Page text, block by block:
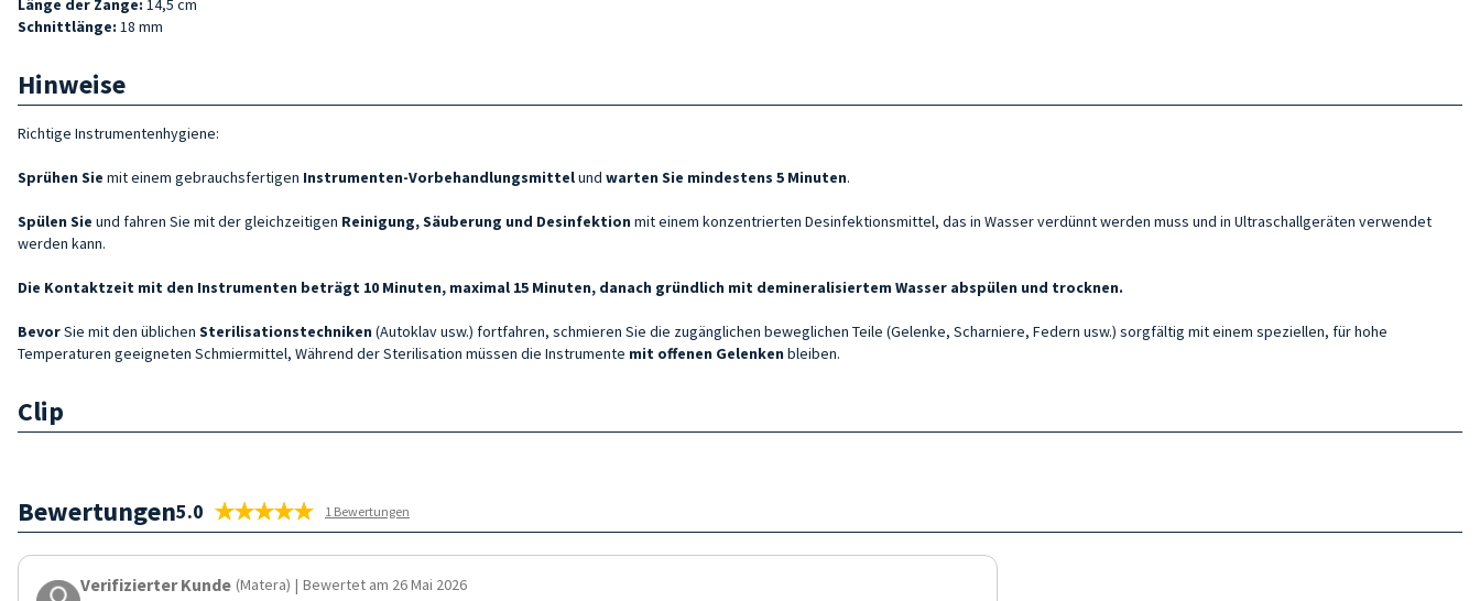
Länge der Zange: 14,5 cm
Schnittlänge: 18 mm
Hinweise
Richtige Instrumentenhygiene:
Sprühen Sie mit einem gebrauchsfertigen Instrumenten-Vorbehandlungsmittelund warten Sie mindestens 5 Minuten.
Spülen Sie und fahren Sie mit der gleichzeitigen Reinigung, Säuberung und Desinfektion mit einem konzentrierten Desinfektionsmittel, das in Wasser verdünnt werden muss und in Ultraschallgeräten verwendet
werden kann.
Die Kontaktzeit mit den Instrumenten beträgt 10 Minuten, maximal 15 Minuten, danach gründlich mit demineralisiertem Wasser abspülen und trocknen.
BevorSie mit den üblichen Sterilisationstechniken (Autoklav usw.) fortfahren, schmieren Sie die zugänglichen beweglichen Teile (Gelenke, Scharniere, Federn usw.) sorgfältig mit einem speziellen, für hohe
Temperaturen geeigneten Schmiermittel, Während der Sterilisation müssen die Instrumente mit offenen Gelenken bleiben.
Clip
Bewertungen5.0 1 Bewertungen
Verifizierter Kunde (Matera) | Bewertet am 26 Mai 2026